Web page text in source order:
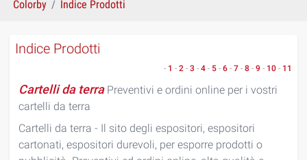
Colorby Indice Prodotti
Indice Prodotti
- 1 - 2 - 3 - 4 - 5 - 6 - 7 - 8 - 9 - 10 - 11
Cartelli da terraPreventivi e ordini online per i vostri
cartelli da terra
Cartelli da terra - Il sito degli espositori, espositori
cartonati, espositori durevoli, per esporre prodotti o